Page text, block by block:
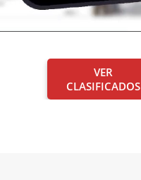
VER
CLASIFICADOS